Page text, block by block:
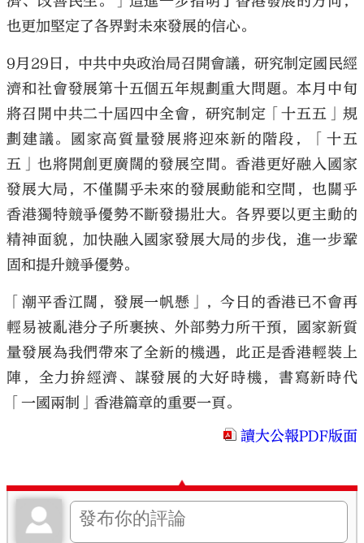
也更加堅定了各界對未來發展的信心。
9月29日，中共中央政治局召開會議，研究制定國民經
濟和社會發展第十五個五年規劃重大問題。本月中旬
將召開中共二十屆四中全會，研究制定「十五五」規
劃建議。國家高質量發展將迎來新的階段，「十五
五」也將開創更廣闊的發展空間。香港更好融入國家
發展大局，不僅關乎未來的發展動能和空間，也關乎
香港獨特競爭優勢不斷發揚壯大。各界要以更主動的
精神面貌，加快融入國家發展大局的步伐，進一步鞏
固和提升競爭優勢。
「潮平香江闊，發展一帆懸」，今日的香港已不會再
輕易被亂港分子所裹挾、外部勢力所干預，國家新質
量發展為我們帶來了全新的機遇，此正是香港輕裝上
陣，全力拚經濟、謀發展的大好時機，書寫新時代
「一國兩制」香港篇章的重要一頁。
讀大公報PDF版面